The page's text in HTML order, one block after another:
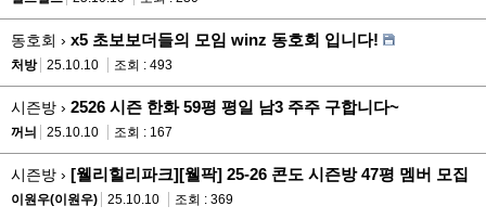
동호회 › x5 초보보더들의 모임 winz 동호회 입니다!
처방 25.10.10 조회 : 493
시즌방 › 2526 시즌 한화 59평 평일 남3 주주 구합니다~
꺼늬 25.10.10 조회 : 167
시즌방 › [웰리힐리파크][웰팍] 25-26 콘도 시즌방 47평 멤버 모집
이원우(이원우) 25.10.10 조회 : 369